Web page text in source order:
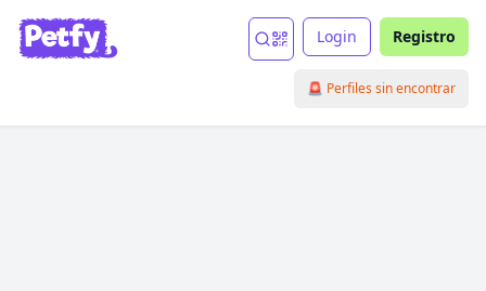
Login Registro
🚨 Perfiles sin encontrar